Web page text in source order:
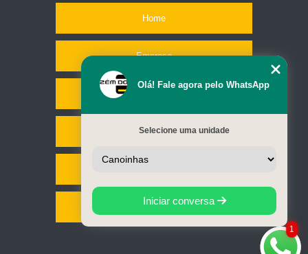
Home
Empresa
Serviços
Mapa do site
1
Olá! Fale agora pelo WhatsApp
Selecione uma unidade
Iniciar conversa